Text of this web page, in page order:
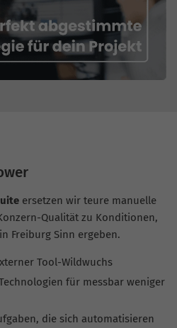
ersetzen wir teure manuelle
Qualität zu Konditionen,
Freiburg Sinn ergeben.
Tool-Wildwuchs
für messbar weniger
die sich automatisieren